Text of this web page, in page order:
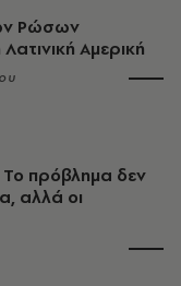
Ρώσων
Αμερική
πρόβλημα δεν
αλλά οι